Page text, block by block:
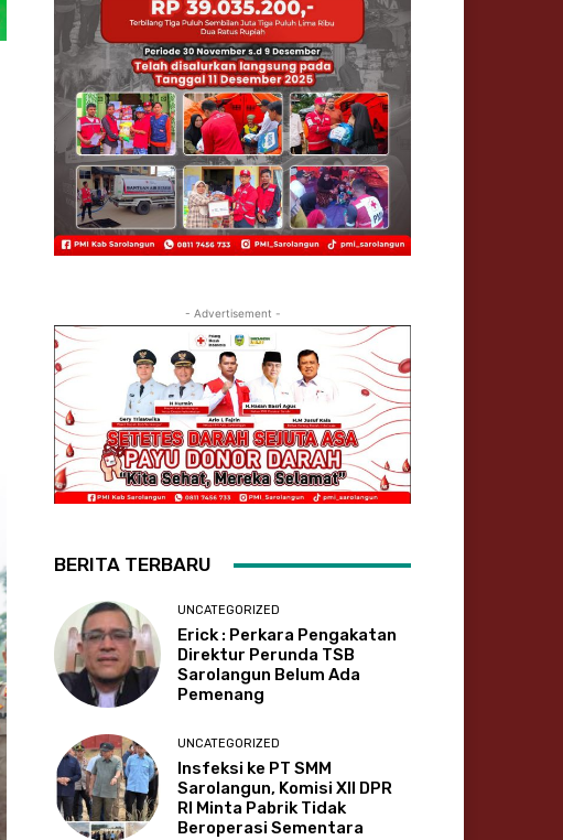
- Advertisement -
BERITA TERBARU
UNCATEGORIZED
Erick : Perkara Pengakatan
Direktur Perunda TSB
Sarolangun Belum Ada
Pemenang
UNCATEGORIZED
Insfeksi ke PT SMM
Sarolangun, Komisi XII DPR
RI Minta Pabrik Tidak
Beroperasi Sementara